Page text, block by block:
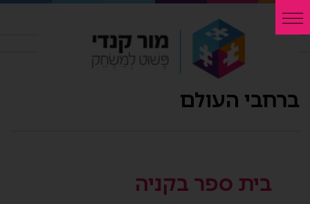
ברחבי העולם
בית ספר בקניה